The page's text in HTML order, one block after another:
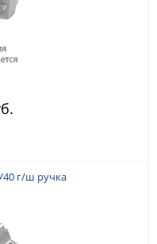
г/ш ручка